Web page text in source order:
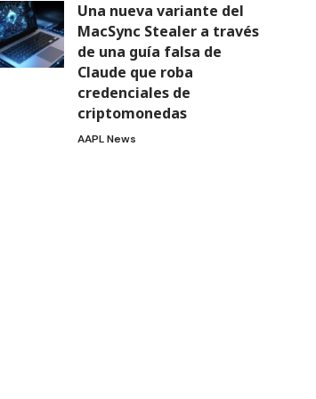
Una nueva variante del
MacSync Stealer a través
de una guía falsa de
Claude que roba
credenciales de
criptomonedas
AAPL News